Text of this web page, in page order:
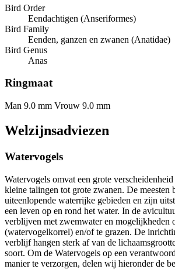
Bird Order
Eendachtigen (Anseriformes)
Bird Family
Eenden, ganzen en zwanen (Anatidae)
Bird Genus
Anas
Ringmaat
Man 9.0 mm Vrouw 9.0 mm
Welzijnsadviezen
Watervogels
Watervogels omvat een grote
kleine talingen tot grote zwanen. De meesten
uiteenlopende waterrijke gebieden en zijn
een leven op en rond het water. In de
verblijven met zwemwater en mogelijkheden
(watervogelkorrel) en/of te grazen. De
verblijf hangen sterk af van de
soort. Om de Watervogels op een
manier te verzorgen, delen wij hieronder de